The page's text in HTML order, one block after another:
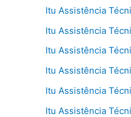
Itu Assistência
Itu Assistência
Itu Assistência
Itu Assistência
Itu Assistência
Itu Assistência